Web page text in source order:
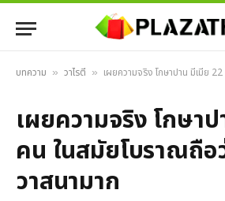
บทความ » วาไรตี้ » เผยความจริง โกษาปาน มีเมีย 22 คน
เผยความจริง โกษา
คน ในสมัยโบราณถื
วาสนามาก